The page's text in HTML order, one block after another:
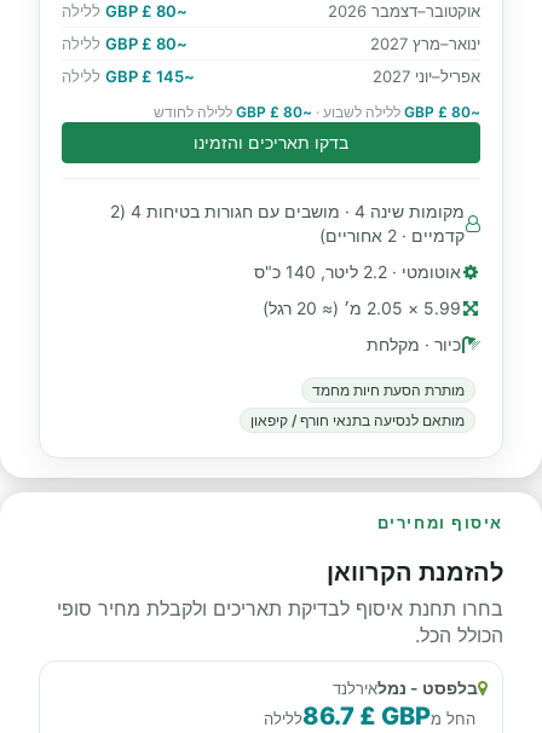
אוקטובר–דצמבר 2026
~80 £ GBP
ללילה
ינואר–מרץ 2027
~80 £ GBP
ללילה
אפריל–יוני 2027
~145 £ GBP ללילה
~80 £ GBP ללילה לשבוע · ~80 £ GBP ללילה לחודש
בדקו תאריכים והזמינו
מקומות שינה 4 · מושבים עם חגורות בטיחות 4 (2
קדמיים · 2 אחוריים)
אוטומטי · 2.2 ליטר, 140 כ"ס
5.99 × 2.05 מ׳ (≈ 20 רגל)
כיור · מקלחת
מותרת הסעת חיות מחמד
מותאם לנסיעה בתנאי חורף / קיפאון
איסוף ומחירים
להזמנת הקרוואן
בחרו תחנת איסוף לבדיקת תאריכים ולקבלת מחיר סופי
הכולל הכל.
בלפסט - נמלאירלנד
החל מ86.7 £ GBPללילה